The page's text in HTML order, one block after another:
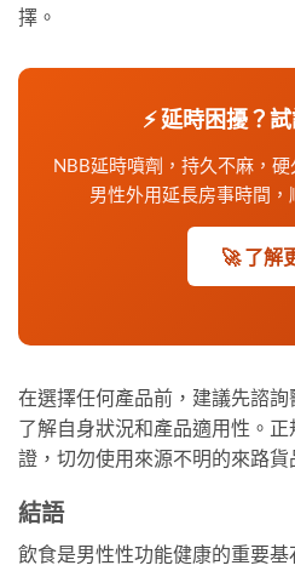
擇。
⚡ 延時困擾？
NBB延時噴劑，持久不麻，硬
男性外用延長房事時間，
🚀 了解
在選擇任何產品前，建議先諮詢
了解自身狀況和產品適用性。
證，切勿使用來源不明的來路貨
結語
飲食是男性性功能健康的重要